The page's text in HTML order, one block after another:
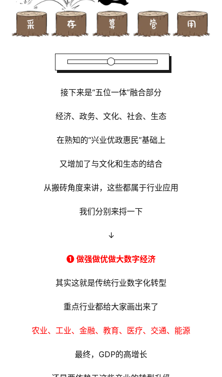
接下来是“五位一体”融合部分
经济、政务、文化、社会、生态
在熟知的“兴业优政惠民”基础上
又增加了与文化和生态的结合
从搬砖角度来讲，这些都属于行业应用
我们分别来捋一下
↓
➊ 做强做优做大数字经济
其实这就是传统行业数字化转型
重点行业都给大家画出来了
农业、工业、金融、教育、医疗、交通、能源
最终，GDP的高增长